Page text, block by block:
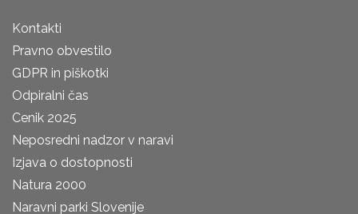
Kontakti
Pravno obvestilo
GDPR in piškotki
Odpiralni čas
Cenik 2025
Neposredni nadzor v naravi
Izjava o dostopnosti
Natura 2000
Naravni parki Slovenije